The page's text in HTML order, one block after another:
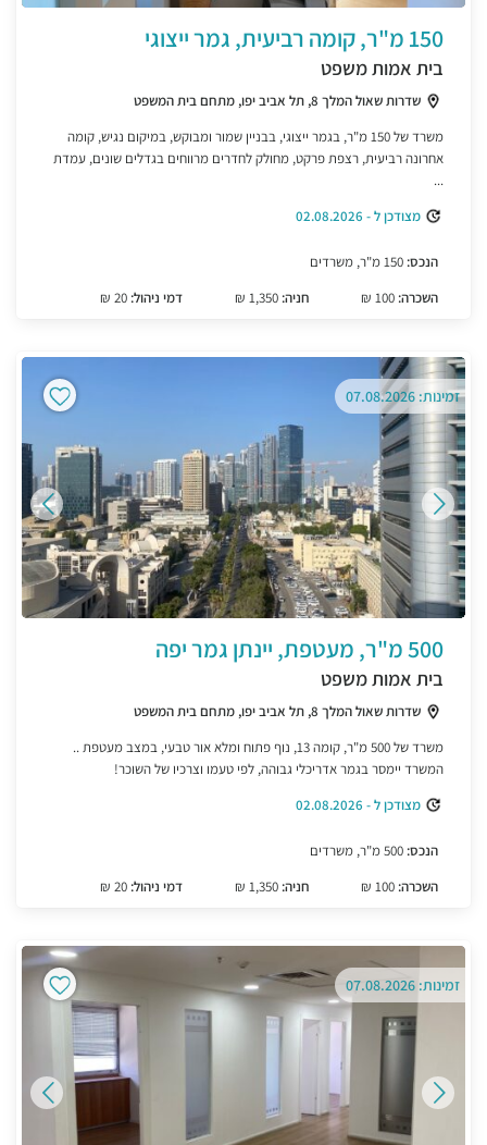
150 מ"ר, קומה רביעית, גמר ייצוגי
בית אמות משפט
שדרות שאול המלך 8, תל אביב יפו, מתחם בית המשפט
משרד של 150 מ"ר, בגמר ייצוגי, בבניין שמור ומבוקש, במיקום נגיש, קומה
אחרונה רביעית, רצפת פרקט, מחולק לחדרים מרווחים בגדלים שונים, עמדת
...
מצודכן ל - 02.08.2026
הנכס:
השכרה:
חניה: דמי ניהול: 20 ₪
זמינות: 07.08.2026
500 מ"ר, מעטפת, יינתן גמר יפה
בית אמות משפט
שדרות שאול המלך 8, תל אביב יפו, מתחם בית המשפט
משרד של 500 מ"ר, קומה 13, נוף פתוח ומלא אור טבעי, במצב מעטפת ..
המשרד יימסר בגמר אדריכלי גבוהה, לפי טעמו וצרכיו של השוכר!
מצודכן ל - 02.08.2026
הנכס:
השכרה:
חניה: דמי ניהול: 20 ₪
זמינות: 07.08.2026